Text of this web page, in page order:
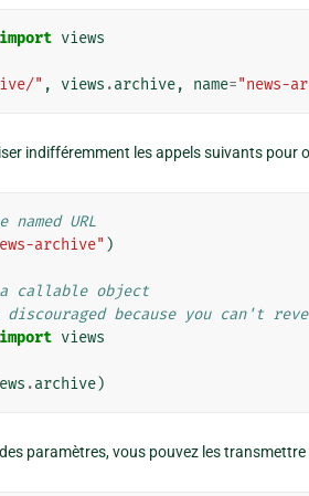
import views
" , views .archive, name="news-
indifféremment les appels suivants pour
URL
archive" )
callable object
because you can't
import views
.archive)
des paramètres, vous pouvez les